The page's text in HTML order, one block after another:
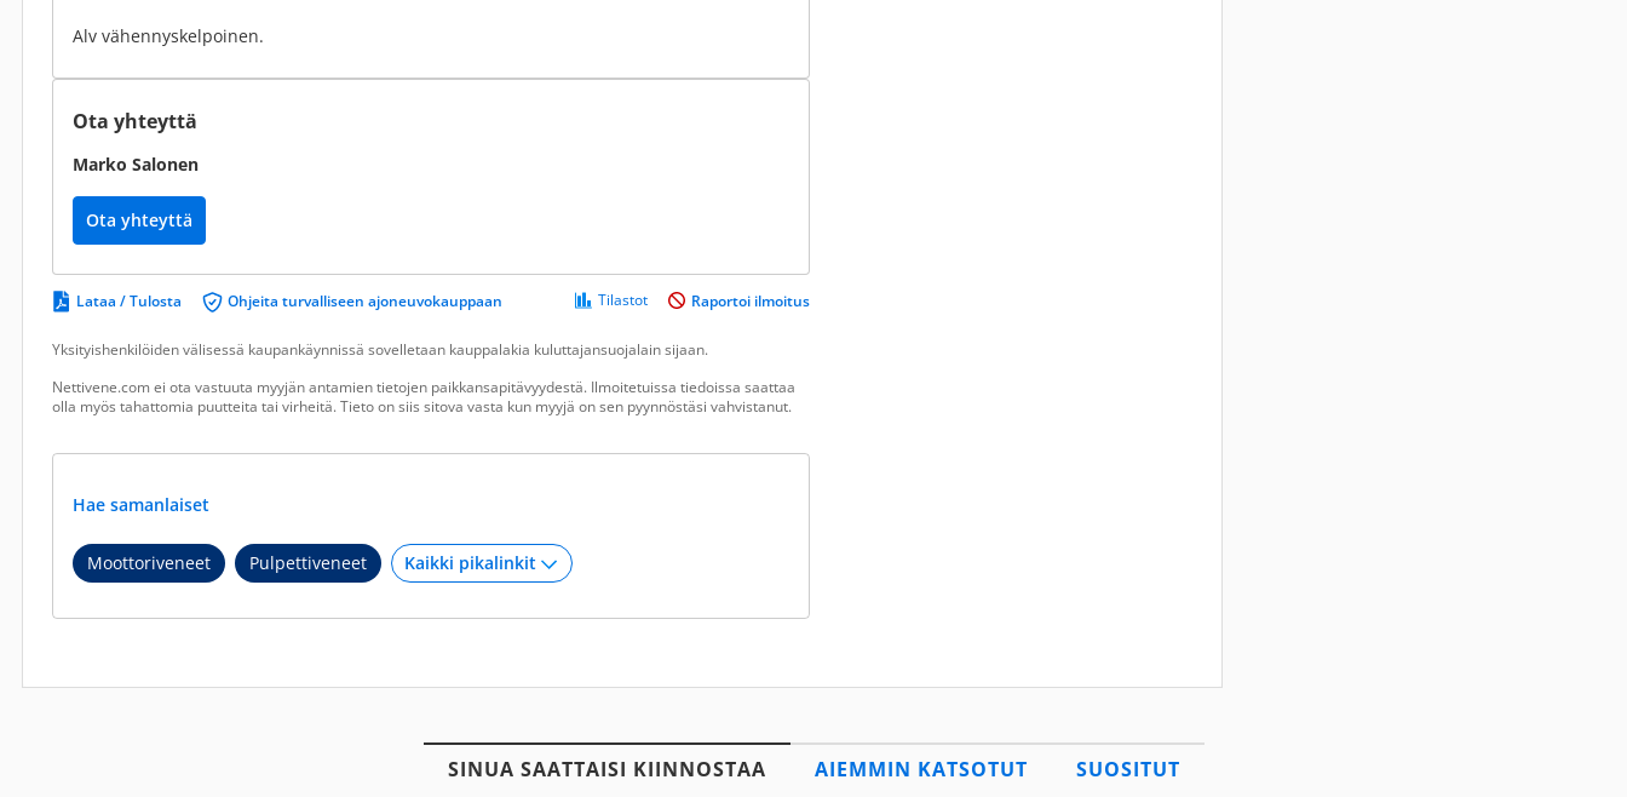
Alv vähennyskelpoinen.
Ota yhteyttä
Marko Salonen
Ota yhteyttä
Lataa / Tulosta Ohjeita turvalliseen ajoneuvokauppaan Tilastot Raportoi ilmoitus
Yksityishenkilöiden välisessä kaupankäynnissä sovelletaan kauppalakia kuluttajansuojalain sijaan.
Nettivene.com ei ota vastuuta myyjän antamien tietojen paikkansapitävyydestä. Ilmoitetuissa tiedoissa saattaa
olla myös tahattomia puutteita tai virheitä. Tieto on siis sitova vasta kun myyjä on sen pyynnöstäsi vahvistanut.
Hae samanlaiset
Moottoriveneet Pulpettiveneet
SINUA SAATTAISI KIINNOSTAA AIEMMIN KATSOTUT SUOSITUT